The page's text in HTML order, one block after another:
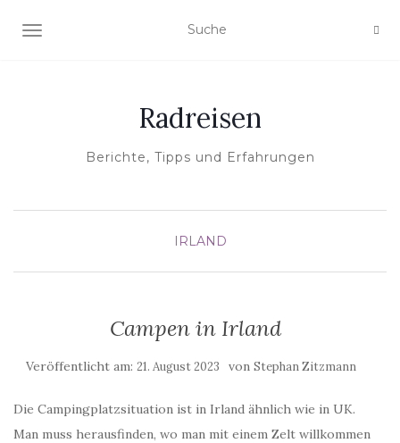
NAVIGATION EIN-/AUSSCHALTEN
Radreisen
Berichte, Tipps und Erfahrungen
IRLAND
Campen in Irland
Veröffentlicht am: 21. August 2023 von Stephan Zitzmann
Die Campingplatzsituation ist in Irland ähnlich wie in UK.
Man muss herausfinden, wo man mit einem Zelt willkommen